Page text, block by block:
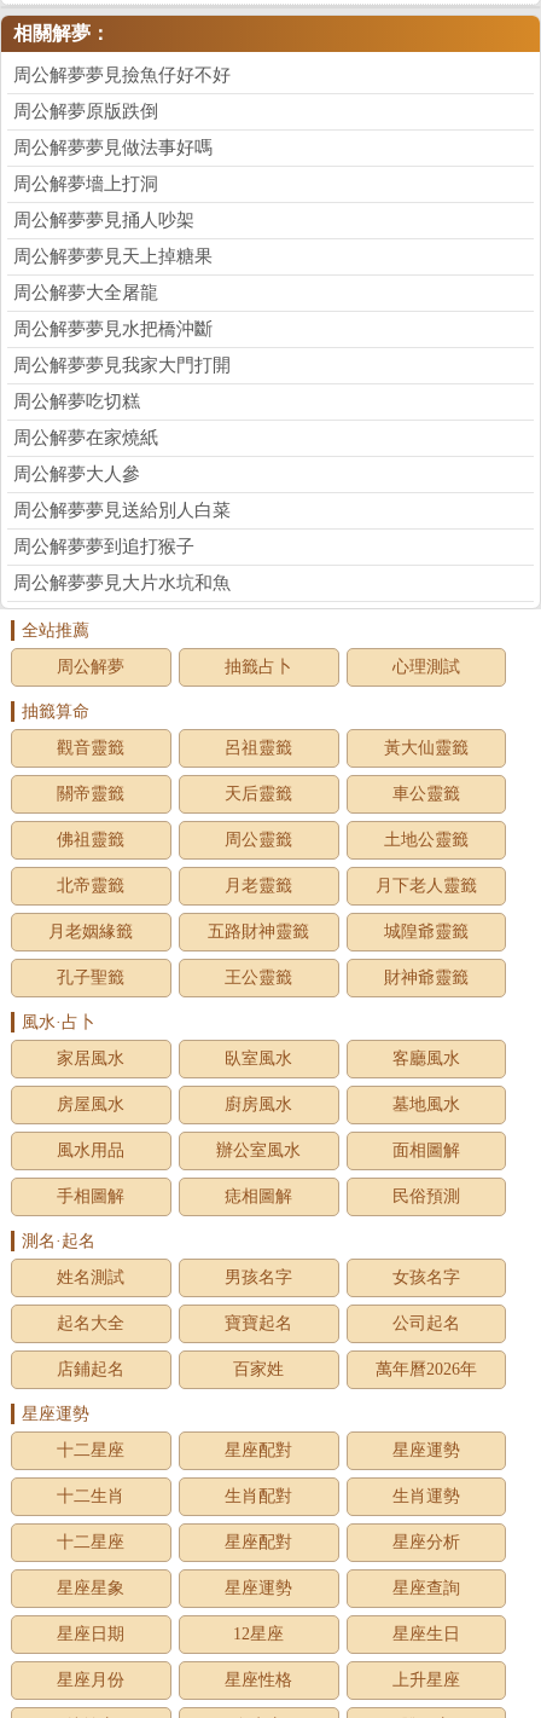
相關解夢：
周公解夢夢見撿魚仔好不好
周公解夢原版跌倒
周公解夢夢見做法事好嗎
周公解夢墻上打洞
周公解夢夢見捅人吵架
周公解夢夢見天上掉糖果
周公解夢大全屠龍
周公解夢夢見水把橋沖斷
周公解夢夢見我家大門打開
周公解夢吃切糕
周公解夢在家燒紙
周公解夢大人參
周公解夢夢見送給別人白菜
周公解夢夢到追打猴子
周公解夢夢見大片水坑和魚
全站推薦
周公解夢
抽籤占卜 心理測試
抽籤算命
觀音靈籤
呂祖靈籤 黃大仙靈籤
關帝靈籤 天后靈籤 車公靈籤
佛祖靈籤 周公靈籤 土地公靈籤
北帝靈籤 月老靈籤 月下老人靈籤
月老姻緣籤 五路財神靈籤 城隍爺靈籤
孔子聖籤 王公靈籤 財神爺靈籤
風水·占卜
家居風水
臥室風水 客廳風水
房屋風水 廚房風水 墓地風水
風水用品 辦公室風水 面相圖解
手相圖解 痣相圖解 民俗預測
測名·起名
姓名測試
男孩名字 女孩名字
起名大全 寶寶起名 公司起名
店鋪起名 百家姓 萬年曆2026年
星座運勢
十二星座
星座配對 星座運勢
十二生肖 生肖配對 生肖運勢
十二星座 星座配對 星座分析
星座星象 星座運勢 星座查詢
星座日期 12星座 星座生日
星座月份 星座性格 上升星座